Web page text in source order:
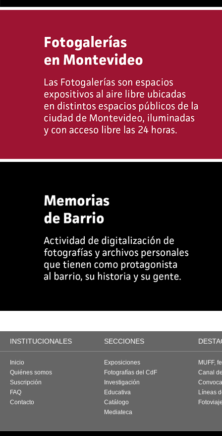
INSTITUCIONALES SECCIONES
Inicio
Quiénes somos
Suscripción
FAQ
Contacto
Exposiciones
Fotografías del CdF
Investigación
Educativa
Catálogo
Mediateca
MUFF,
Canal
Líneas